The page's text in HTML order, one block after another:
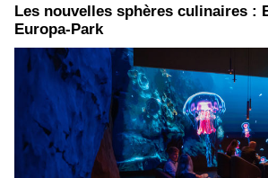
Les nouvelles sphères culinaires :
Europa-Park